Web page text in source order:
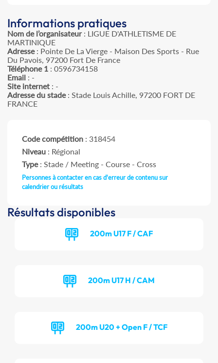
Informations pratiques
Nom de l’organisateur: LIGUE D'ATHLETISME DE
MARTINIQUE
Adresse: Pointe De La Vierge - Maison Des Sports - Rue
Du Pavois, 97200 Fort De France
Téléphone 1 : 0596734158
Email : -
Site internet : -
Adresse du stade: Stade Louis Achille, 97200 FORT DE
FRANCE
Code compétition : 318454
Niveau : Régional
Type: Stade / Meeting - Course - Cross
Personnes à contacter en cas d'erreur de contenu sur
calendrier ou résultats
Résultats disponibles
200m U17 F / CAF
200m U17 H / CAM
200m U20 + Open F / TCF